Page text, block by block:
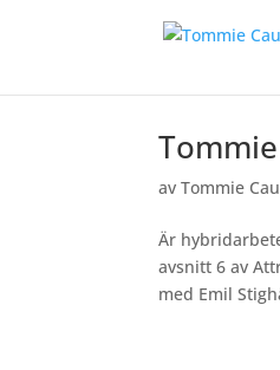
avTommie Cau
Är
avsnitt 6 av
med Emil